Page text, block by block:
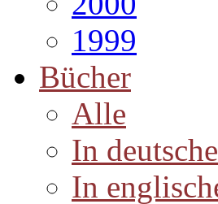
1999
Bücher
Alle
In
In